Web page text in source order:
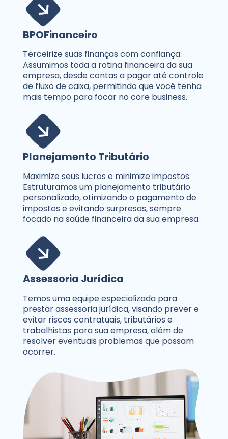
BPOFinanceiro
Terceirize suas finanças com confiança:
Assumimos toda a rotina financeira da sua
empresa, desde contas a pagar até controle
de fluxo de caixa, permitindo que você tenha
mais tempo para focar no core business.
Planejamento Tributário
Maximize seus lucros e minimize impostos:
Estruturamos um planejamento tributário
personalizado, otimizando o pagamento de
impostos e evitando surpresas, sempre
focado na saúde financeira da sua empresa.
Assessoria Jurídica
Temos uma equipe especializada para
prestar assessoria jurídica, visando prever e
evitar riscos contratuais, tributários e
trabalhistas para sua empresa, além de
resolver eventuais problemas que possam
ocorrer.